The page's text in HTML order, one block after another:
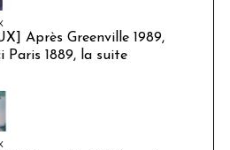
Après Greenville 1989,
Paris 1889, la suite